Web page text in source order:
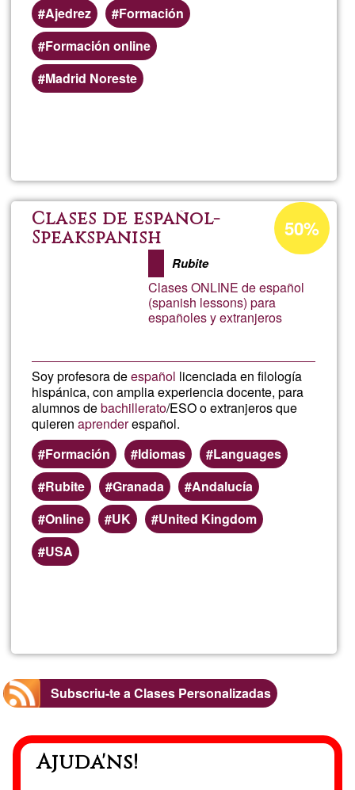
Ajedrez
Formación
Formación online
Madrid Noreste
Clases de español-
Speakspanish
Rubite
Clases ONLINE de español
(spanish lessons) para
españoles y extranjeros
Soy profesora deespañol licenciada en filología
hispánica, con amplia experiencia docente, para
alumnos debachillerato/ESO o extranjeros que
quierenaprenderespañol.
Formación
Idiomas
Languages
Rubite
Granada
Andalucía
Online
UK
United Kingdom
USA
Percentatge
d'acceptació
de
G1
50%
Subscriu-te a Clases Personalizadas
Ajuda'ns!